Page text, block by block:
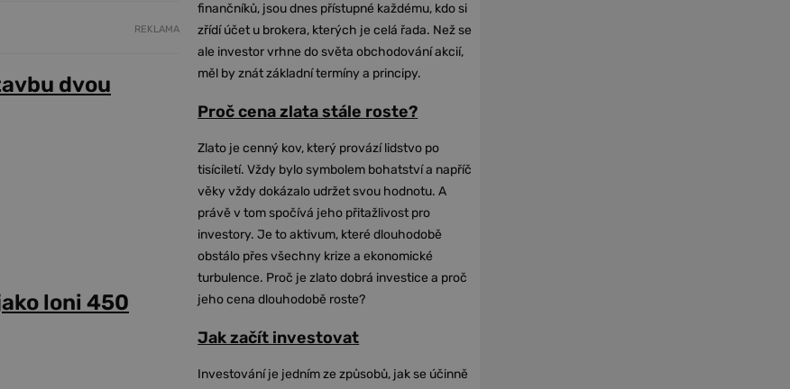
REKLAMA
dvou
loni 450
finančníků, jsou dnes přístupné každému, kdo si
zřídí účet u brokera, kterých je celá řada. Než se
ale investor vrhne do světa obchodování akcií,
měl by znát základní termíny a principy.
Proč cena zlata stále roste?
Zlato je cenný kov, který provází lidstvo po
tisíciletí. Vždy bylo symbolem bohatství a napříč
věky vždy dokázalo udržet svou hodnotu. A
právě v tom spočívá jeho přitažlivost pro
investory. Je to aktivum, které dlouhodobě
obstálo přes všechny krize a ekonomické
turbulence. Proč je zlato dobrá investice a proč
jeho cena dlouhodobě roste?
Jak začít investovat
Investování je jedním ze způsobů, jak se účinně